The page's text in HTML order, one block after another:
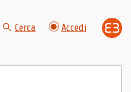
Cerca Accedi